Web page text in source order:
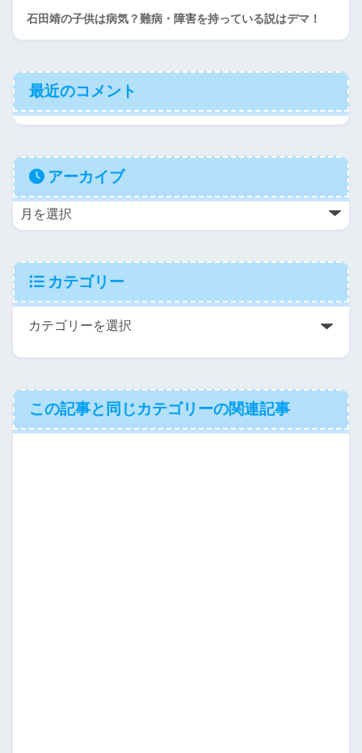
石田靖の子供は病気？難病・障害を持っている説はデマ！
最近のコメント
アーカイブ
カテゴリー
この記事と同じカテゴリーの関連記事